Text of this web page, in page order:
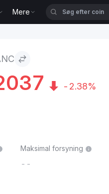
Mere
-2.38%
Maksimal forsyning
--